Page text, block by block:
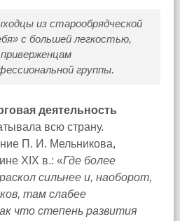
из старообрядческой
с большей легкостью,
группы.
деятельность
всю страну.
П. И. Мельникова,
XIX в.: «Где более
сильнее и, наоборот,
там слабее
что степень развития